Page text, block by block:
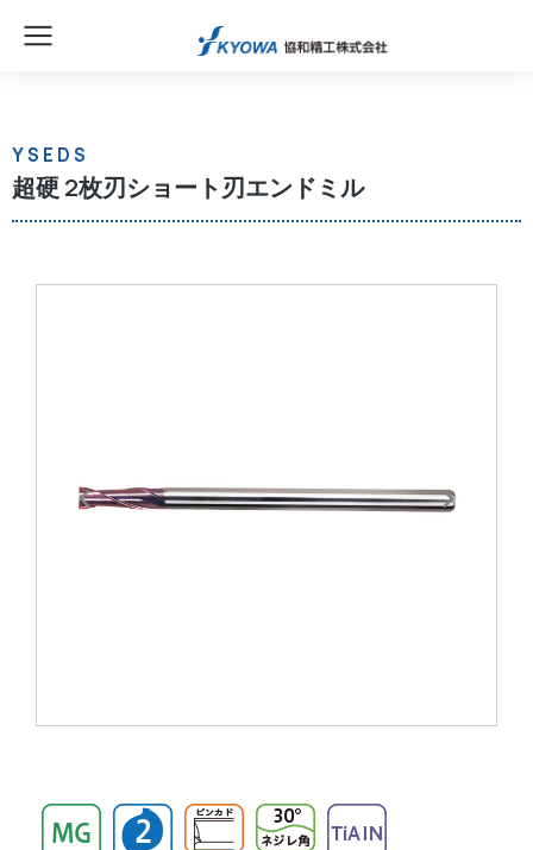
YSEDS
超硬 2枚刃ショート刃エンドミル